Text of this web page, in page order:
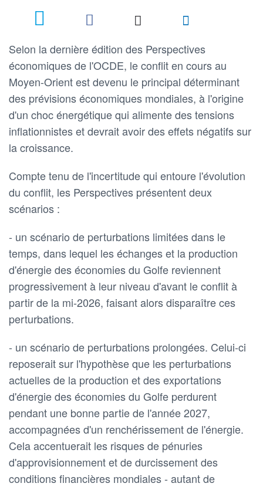
Selon la dernière édition des Perspectives
économiques de l'OCDE, le conflit en cours au
Moyen-Orient est devenu le principal déterminant
des prévisions économiques mondiales, à l'origine
d'un choc énergétique qui alimente des tensions
inflationnistes et devrait avoir des effets négatifs sur
la croissance.
Compte tenu de l'incertitude qui entoure l'évolution
du conflit, les Perspectives présentent deux
scénarios :
- un scénario de perturbations limitées dans le
temps, dans lequel les échanges et la production
d'énergie des économies du Golfe reviennent
progressivement à leur niveau d'avant le conflit à
partir de la mi-2026, faisant alors disparaître ces
perturbations.
- un scénario de perturbations prolongées. Celui-ci
reposerait sur l'hypothèse que les perturbations
actuelles de la production et des exportations
d'énergie des économies du Golfe perdurent
pendant une bonne partie de l'année 2027,
accompagnées d'un renchérissement de l'énergie.
Cela accentuerait les risques de pénuries
d'approvisionnement et de durcissement des
conditions financières mondiales - autant de